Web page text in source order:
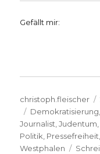
Gefällt mir:
Autor
christoph.fleischer
Schlagwörter
Demokratisierung
Journalist ,Judentum
Politik Pressefreiheit
Westphalen